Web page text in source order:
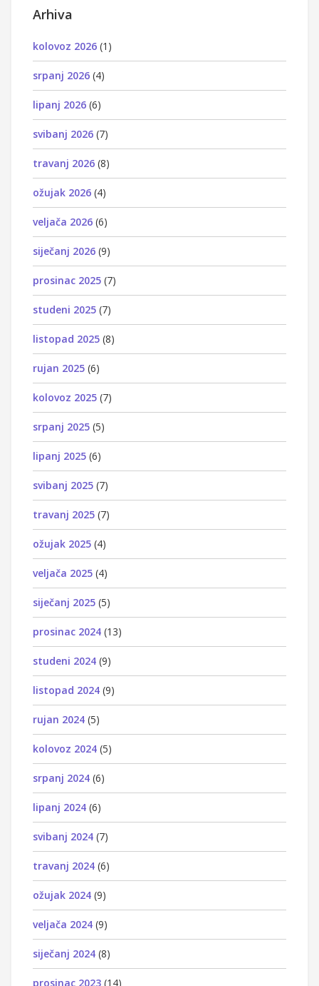
Arhiva
kolovoz 2026 (1)
srpanj 2026 (4)
lipanj 2026 (6)
svibanj 2026 (7)
travanj 2026 (8)
ožujak 2026 (4)
veljača 2026 (6)
siječanj 2026 (9)
prosinac 2025 (7)
studeni 2025 (7)
listopad 2025 (8)
rujan 2025 (6)
kolovoz 2025 (7)
srpanj 2025 (5)
lipanj 2025 (6)
svibanj 2025 (7)
travanj 2025 (7)
ožujak 2025 (4)
veljača 2025 (4)
siječanj 2025 (5)
prosinac 2024 (13)
studeni 2024 (9)
listopad 2024 (9)
rujan 2024 (5)
kolovoz 2024 (5)
srpanj 2024 (6)
lipanj 2024 (6)
svibanj 2024 (7)
travanj 2024 (6)
ožujak 2024 (9)
veljača 2024 (9)
siječanj 2024 (8)
prosinac 2023 (14)